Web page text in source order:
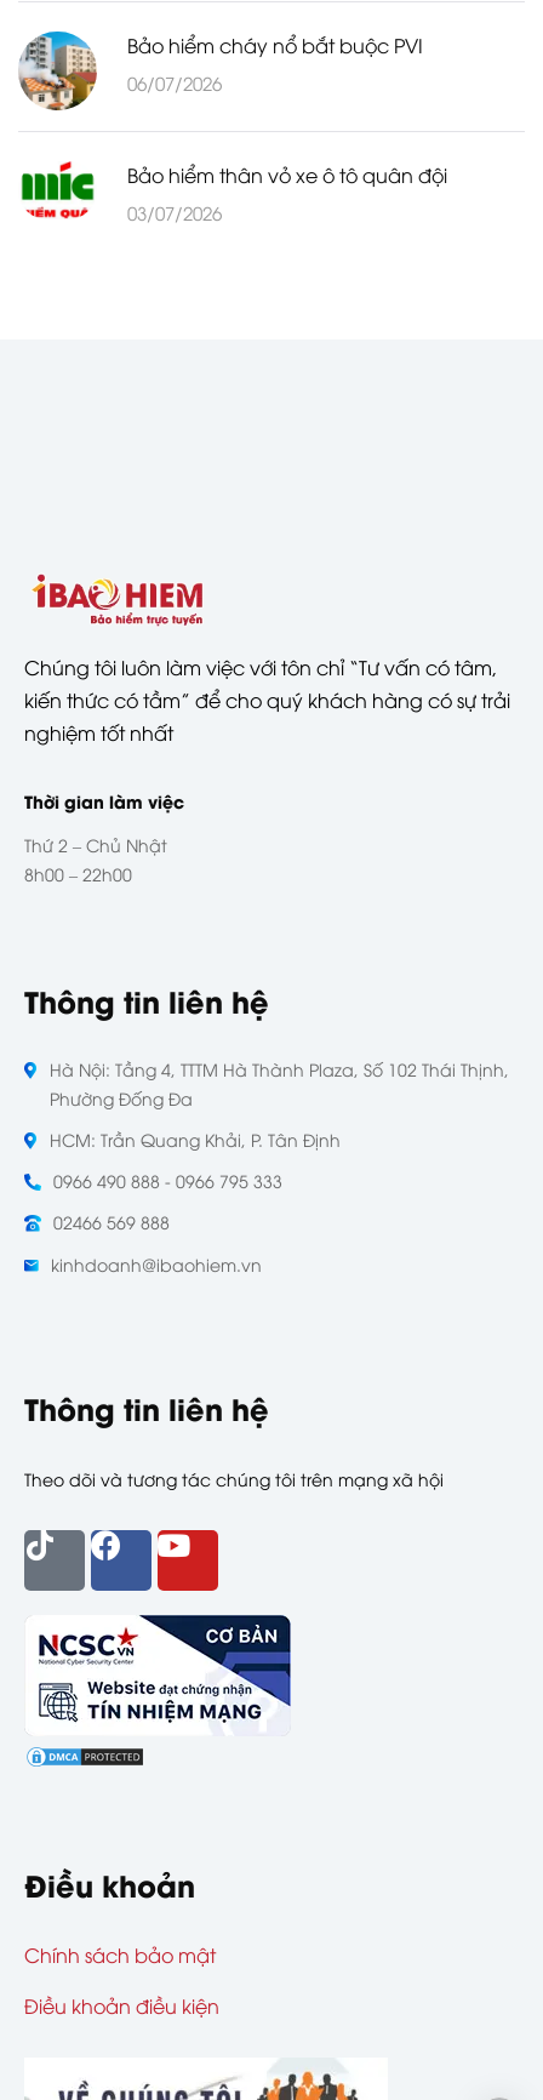
Bảo hiểm cháy nổ bắt buộc PVI
06/07/2026
Bảo hiểm thân vỏ xe ô tô quân đội
03/07/2026
Chúng tôi luôn làm việc với tôn chỉ “Tư vấn có tâm,
kiến thức có tầm” để cho quý khách hàng có sự trải
nghiệm tốt nhất
Thời gian làm việc
Thứ 2 – Chủ Nhật
8h00 – 22h00
Thông tin liên hệ
Hà Nội: Tầng 4, TTTM Hà Thành Plaza, Số 102 Thái Thịnh,
Phường Đống Đa
HCM: Trần Quang Khải, P. Tân Định
0966 490 888 - 0966 795 333
02466 569 888
kinhdoanh@ibaohiem.vn
Thông tin liên hệ
Theo dõi và tương tác chúng tôi trên mạng xã hội
Điều khoản
Chính sách bảo mật
Điều khoản điều kiện